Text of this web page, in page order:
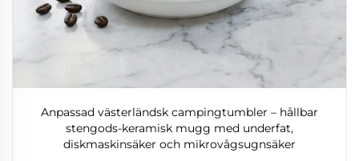
Anpassad västerländsk campingtumbler – hållbar
stengods-keramisk mugg med underfat,
diskmaskinsäker och mikrovågsugnsäker